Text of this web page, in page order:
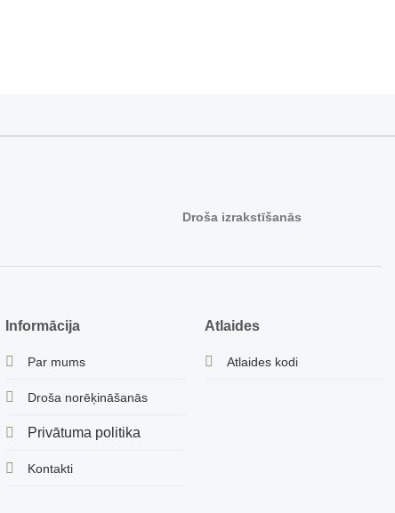
Droša izrakstīšanās
Informācija
Par mums
Droša norēķināšanās
Privātuma politika
Kontakti
Atlaides
Atlaides kodi